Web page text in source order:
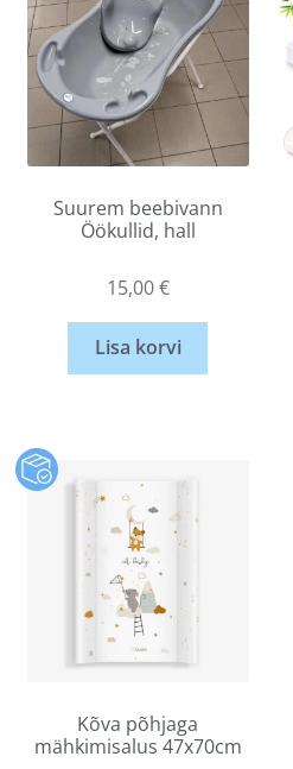
Suurem beebivann
Öökullid, hall
15,00€
Lisa korvi
Kõva põhjaga
mähkimisalus 47x70cm